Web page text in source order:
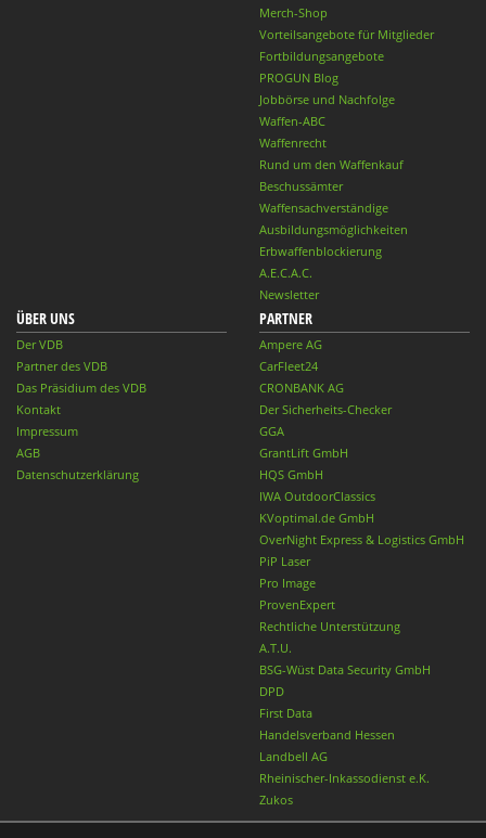
Merch-Shop
Vorteilsangebote für Mitglieder
Fortbildungsangebote
PROGUN Blog
Jobbörse und Nachfolge
Waffen-ABC
Waffenrecht
Rund um den Waffenkauf
Beschussämter
Waffensachverständige
Ausbildungsmöglichkeiten
Erbwaffenblockierung
A.E.C.A.C.
Newsletter
ÜBER UNS
Der VDB
Partner des VDB
Das Präsidium des VDB
Kontakt
Impressum
AGB
Datenschutzerklärung
PARTNER
Ampere AG
CarFleet24
CRONBANK AG
Der Sicherheits-Checker
GGA
GrantLift GmbH
HQS GmbH
IWA OutdoorClassics
KVoptimal.de GmbH
OverNight Express & Logistics GmbH
PiP Laser
Pro Image
ProvenExpert
Rechtliche Unterstützung
A.T.U.
BSG-Wüst Data Security GmbH
DPD
First Data
Handelsverband Hessen
Landbell AG
Rheinischer-Inkassodienst e.K.
Zukos